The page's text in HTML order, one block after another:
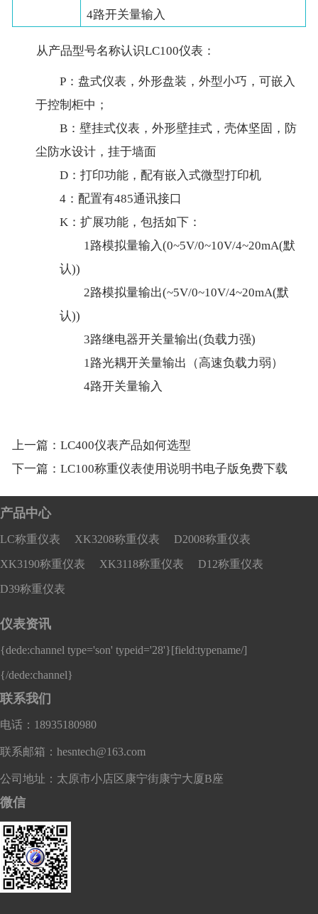
4路开关量输入
从产品型号名称认识LC100仪表：
P：盘式仪表，外形盘装，外型小巧，可嵌入
于控制柜中；
B：壁挂式仪表，外形壁挂式，壳体坚固，防
尘防水设计，挂于墙面
D：打印功能，配有嵌入式微型打印机
4：配置有485通讯接口
K：扩展功能，包括如下：
1路模拟量输入(0~5V/0~10V/4~20mA(默
认))
2路模拟量输出(~5V/0~10V/4~20mA(默
认))
3路继电器开关量输出(负载力强)
1路光耦开关量输出（高速负载力弱）
4路开关量输入
上一篇： LC400仪表产品如何选型
下一篇： LC100称重仪表使用说明书电子版免费下载
产品中心
LC称重仪表 XK3208称重仪表 D2008称重仪表
XK3190称重仪表 XK3118称重仪表 D12称重仪表
D39称重仪表
仪表资讯
{dede:channel type='son' typeid='28'}[field:typename/]
{/dede:channel}
联系我们
电话：18935180980
联系邮箱：hesntech@163.com
公司地址：太原市小店区康宁街康宁大厦B座
微信